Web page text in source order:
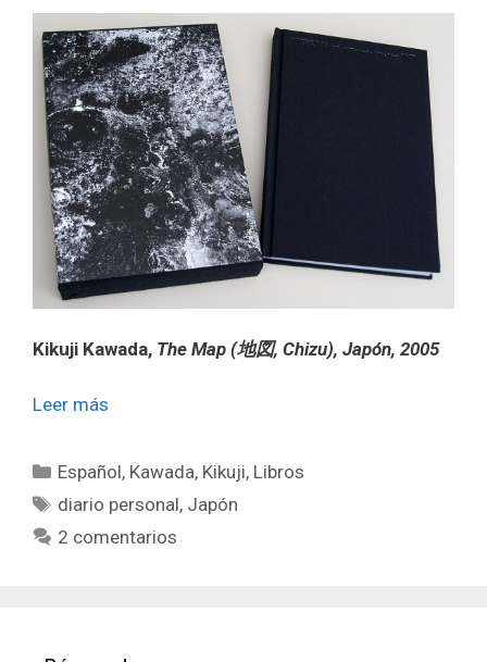
Kikuji Kawada, The Map (地図, Chizu), Japón, 2005
Leer más
Categorías
Español, Kawada, Kikuji, Libros
Etiquetas
diario personal, Japón
2 comentarios